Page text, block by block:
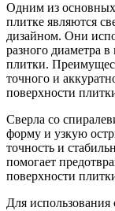
Одним из основных
плитке являются
дизайном. Они
разного диаметра
плитки.
точного и
поверхности
Сверла со
форму и узкую
точность и
помогает
поверхности
Для